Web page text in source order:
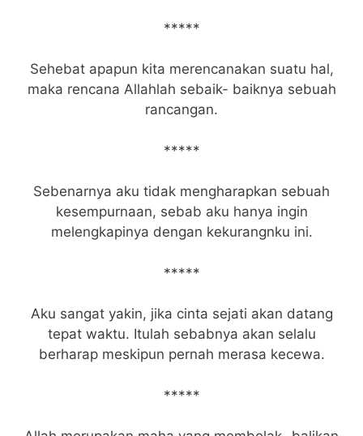
*****
Sehebat apapun kita merencanakan suatu hal,
maka rencana Allahlah sebaik- baiknya sebuah
rancangan.
*****
Sebenarnya aku tidak mengharapkan sebuah
kesempurnaan, sebab aku hanya ingin
melengkapinya dengan kekurangnku ini.
*****
Aku sangat yakin, jika cinta sejati akan datang
tepat waktu. Itulah sebabnya akan selalu
berharap meskipun pernah merasa kecewa.
*****